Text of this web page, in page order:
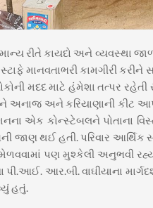
રીતે કાયદો અને વ્યવસ્થા
માનવતાભરી કામગીરી
મદદ માટે હંમેશા તત્પર રહેતી
અનાજ અને કરિયાણાની કીટ
એક કોન્સ્ટેબલને પોતાના
જાણ થઈ હતી. પરિવાર આર્થિક
પણ મુશ્કેલી અનુભવી
આર.બી. વાઘીયાના
હતું.